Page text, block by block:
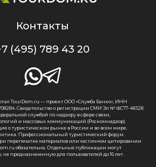
Контакты
(495) 789 43 20
TourDom.ru — проект ООО «Служба Банко», ИНН
Свидетельство о регистрации СМИ Эл № ФС77-48328
службой по надзору в сфере связи,
и массовых коммуникаций (Роскомнадзор).
о туристическом рынке в России и во всем мире.
Профессиональный туристический форум.
перепечатке материалов или частичном цитировании
обязательна. Отдельные публикации могут
предназначенную для пользователей до 16 лет.